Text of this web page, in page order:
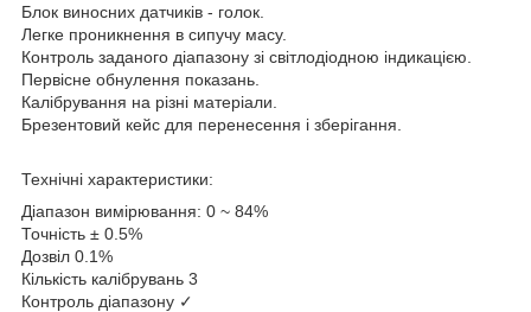
Блок виносних датчиків - голок.
Легке проникнення в сипучу масу.
Контроль заданого діапазону зі світлодіодною індикацією.
Первісне обнулення показань.
Калібрування на різні матеріали.
Брезентовий кейс для перенесення і зберігання.
Технічні характеристики:
Діапазон вимірювання: 0 ~ 84%
Точність ± 0.5%
Дозвіл 0.1%
Кількість калібрувань 3
Контроль діапазону ✓